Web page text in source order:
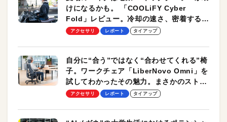
けになるかも。 「COOLiFY Cyber
Fold」レビュー。冷却の速さ、密着する冷
却プレート、シンプルな操作性がグッド！
アクセサリ レポート タイアップ
自分に“合う”ではなく“合わせてくれる”椅
子。ワークチェア「LiberNovo Omni」を
試してわかったその魅力。まさかのストレ
ッチ機能も搭載
アクセサリ レポート タイアップ